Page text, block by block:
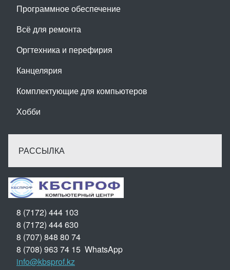
Программное обеспечение
Всё для ремонта
Оргтехника и перефирия
Канцелярия
Комплектующие для компьютеров
Хобби
РАССЫЛКА
8 (7172) 444 103
8 (7172) 444 630
8 (707) 848 80 74
8 (708) 963 74 15 WhatsApp
info@kbsprof.kz